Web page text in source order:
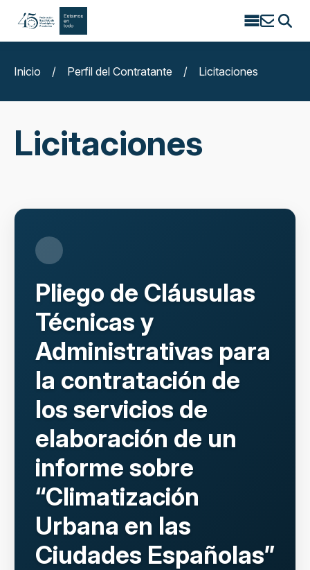
Search
Inicio
/ Perfil del Contratante / Licitaciones
Licitaciones
Pliego de Cláusulas
Técnicas y
Administrativas para
la contratación de
los servicios de
elaboración de un
informe sobre
“Climatización
Urbana en las
Ciudades Españolas”